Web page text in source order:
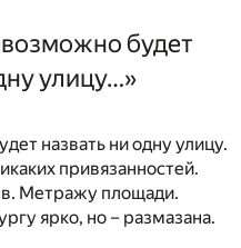
будет
улицу…»
назвать ни одну улицу.
привязанностей.
Метражу площади.
ярко, но – размазана.